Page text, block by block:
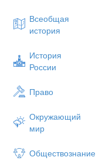
Всеобщая
история
История
России
Право
Окружающий
мир
Обществознание